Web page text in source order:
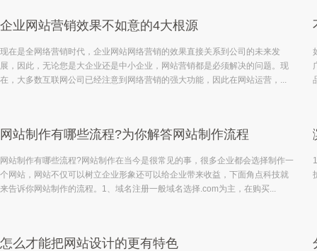
企业网站营销效果不如意的4大根源
现在是全网络营销时代，企业网站网络营销的效果直接关系到公司的未来发
展，因此，无论您是大企业还是中小企业，网站营销都是必须解决的问题。现
在，大多数互联网公司已经注意到网络营销的强大功能，因此在网站运营，...
网站制作有哪些流程?为你解答网站制作流程
网站制作有哪些流程?网站制作在当今是很常见的事，很多企业都会选择制作一
个网站，网站不仅可以树立企业形象还可以给企业带来收益，下面角点科技就
来告诉你网站制作的流程。1、域名注册一般域名选择.com为主，在购买...
怎么才能把网站设计的更有特色